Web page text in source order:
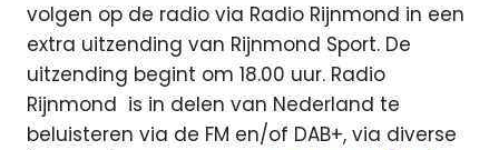
volgen op de radio via Radio Rijnmond in een
extra uitzending van Rijnmond Sport. De
uitzending begint om 18.00 uur. Radio
Rijnmond is in delen van Nederland te
beluisteren via de FM en/of DAB+, via diverse